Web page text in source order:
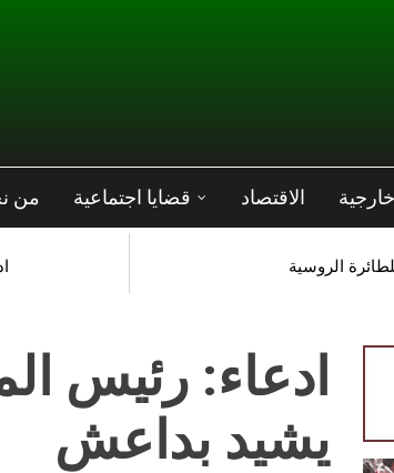
الاقتصاد قضايا اجتماعية من
الروسية
ادعاء: رئيس
يشيد بداعش